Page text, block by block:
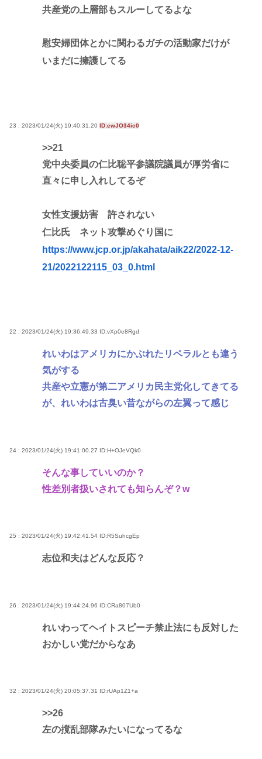
共産党の上層部もスルーしてるよな
慰安婦団体とかに関わるガチの活動家だけが
いまだに擁護してる
23 : 2023/01/24(火) 19:40:31.20 ID:ewJO34ic0
>>21
党中央委員の仁比聡平参議院議員が厚労省に
直々に申し入れしてるぞ
女性支援妨害 許されない
仁比氏 ネット攻撃めぐり国に
https://www.jcp.or.jp/akahata/aik22/2022-12-
21/2022122115_03_0.html
22 : 2023/01/24(火) 19:36:49.33 ID:vXp0e8Rgd
れいわはアメリカにかぶれたリベラルとも違う
気がする
共産や立憲が第二アメリカ民主党化してきてる
が、れいわは古臭い昔ながらの左翼って感じ
24 : 2023/01/24(火) 19:41:00.27 ID:H+OJeVQk0
そんな事していいのか？
性差別者扱いされても知らんぞ？w
25 : 2023/01/24(火) 19:42:41.54 ID:R5SuhcgEp
志位和夫はどんな反応？
26 : 2023/01/24(火) 19:44:24.96 ID:CRa807Ub0
れいわってヘイトスピーチ禁止法にも反対した
おかしい党だからなあ
32 : 2023/01/24(火) 20:05:37.31 ID:rUAp1Z1+a
>>26
左の撹乱部隊みたいになってるな